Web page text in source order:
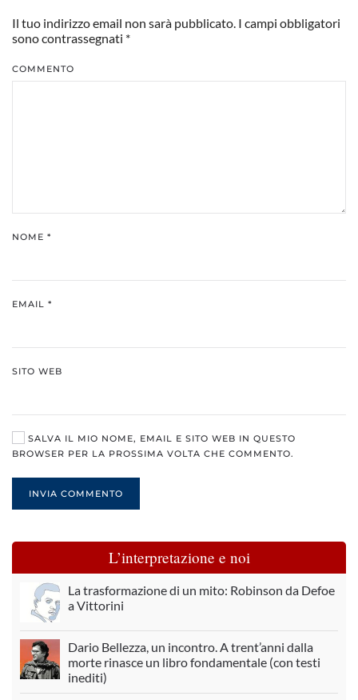
Il tuo indirizzo email non sarà pubblicato. I campi obbligatori
sono contrassegnati *
COMMENTO
NOME *
EMAIL *
SITO WEB
SALVA IL MIO NOME, EMAIL E SITO WEB IN QUESTO
BROWSER PER LA PROSSIMA VOLTA CHE COMMENTO.
INVIA COMMENTO
L’interpretazione e noi
La trasformazione di un mito: Robinson da Defoe
a Vittorini
Dario Bellezza, un incontro. A trent’anni dalla
morte rinasce un libro fondamentale (con testi
inediti)